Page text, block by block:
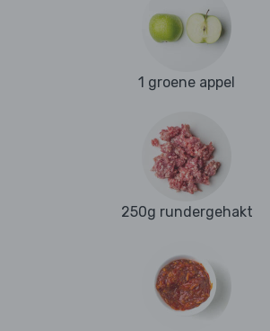
1 groene appel
250g rundergehakt